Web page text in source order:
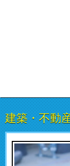
建築・不動